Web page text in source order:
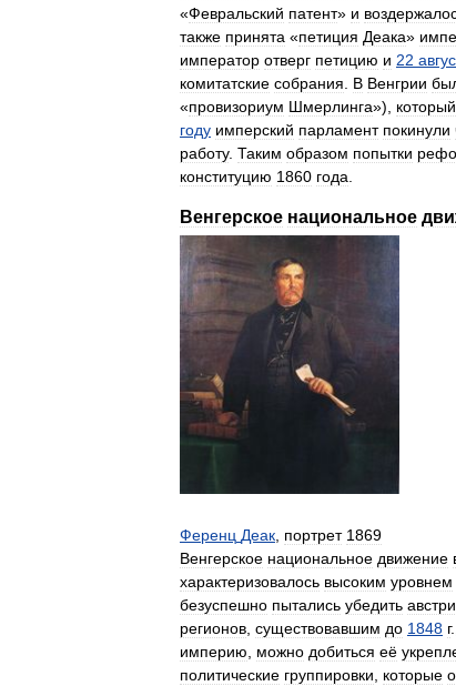
«Февральский патент» и
также принята «петиция Деака»
император отверг петицию и 22
комитатские собрания В Венгрии
«провизориум Шмерлинга»), который
году имперский парламент покинули
работу. Таким образом попытки
конституцию 1860 года
Венгерское национальное
Ференц Деак, портрет 1869
Венгерское национальное движение
характеризовалось высоким уровнем
безуспешно пытались убедить
регионов, существовавшим до 1848 г
империю, можно добиться её
политические группировки, которые